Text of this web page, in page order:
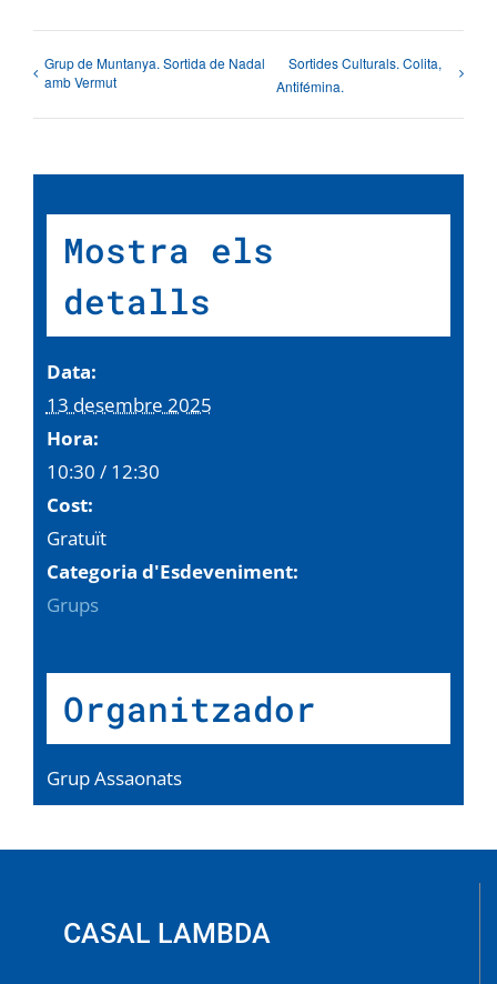
Grup de Muntanya. Sortida de Nadal
amb Vermut
Sortides Culturals. Colita,
Antifémina.
Mostra els
detalls
Data:
13 desembre 2025
Hora:
10:30 / 12:30
Cost:
Gratuït
Categoria d'Esdeveniment:
Grups
Organitzador
Grup Assaonats
CASAL LAMBDA